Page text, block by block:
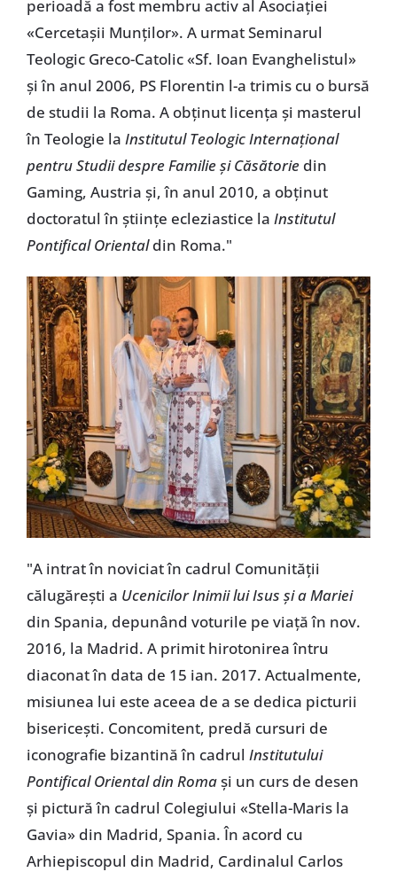
perioadă a fost membru activ al Asociației
«Cercetașii Munților». A urmat Seminarul
Teologic Greco-Catolic «Sf. Ioan Evanghelistul»
și în anul 2006, PS Florentin l-a trimis cu o bursă
de studii la Roma. A obținut licența și masterul
în Teologie la Institutul Teologic Internațional
pentru Studii despre Familie și Căsătoriedin
Gaming, Austria și, în anul 2010, a obținut
doctoratul în științe ecleziastice la Institutul
Pontifical Orientaldin Roma."
"A intrat în noviciat în cadrul Comunității
călugărești a Ucenicilor Inimii lui Isus și a Mariei
din Spania, depunând voturile pe viață în nov.
2016, la Madrid. A primit hirotonirea întru
diaconat în data de 15 ian. 2017. Actualmente,
misiunea lui este aceea de a se dedica picturii
bisericești. Concomitent, predă cursuri de
iconografie bizantină în cadrul Institutului
Pontifical Oriental din Romași un curs de desen
și pictură în cadrul Colegiului «Stella-Maris la
Gavia» din Madrid, Spania. În acord cu
Arhiepiscopul din Madrid, Cardinalul Carlos